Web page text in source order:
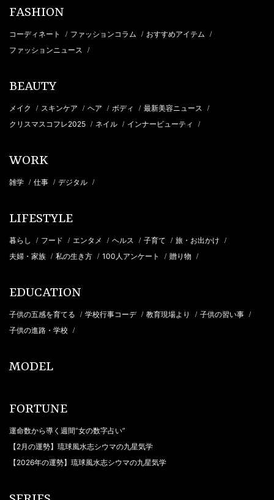
FASHION
コーディネート / ファッションコラム / おすすめアイテム /
ファッションニュース /
BEAUTY
メイク / スキンケア / ヘア / ボディ / 最新美容ニュース /
クリスマスコフレ2025 / ネイル / インナービューティ /
WORK
雑学 / 仕事 / デジタル /
LIFESTYLE
暮らし / フード / エンタメ / ヘルス / 子育て / 旅・お出かけ /
夫婦・家族 / 私の生き方 / 100人アンケート / 贈り物 /
EDUCATION
子供の五感を育てる / 学校行事コーデ / 教育現場より / 子供の習い事 /
子供の進路・学校 /
MODEL
FORTUNE
運命数から導く週間“女の数字占い”
【2月の運勢】琉球風水志シウマの九星気学
【2026年の運勢】琉球風水志シウマの九星気学